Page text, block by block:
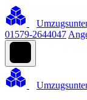
01579-2644047